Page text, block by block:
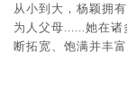
从小到大，杨颖拥
为人父母......她在
断拓宽、饱满并丰富